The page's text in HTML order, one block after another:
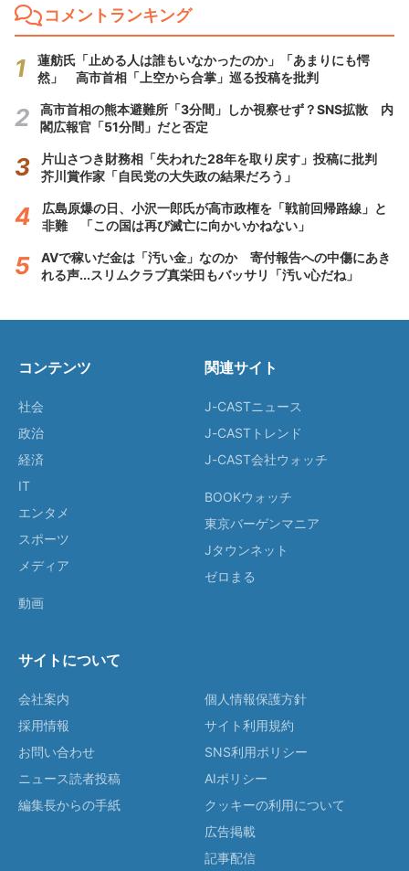
コメントランキング
蓮舫氏「止める人は誰もいなかったのか」「あまりにも愕
然」 高市首相「上空から合掌」巡る投稿を批判
高市首相の熊本避難所「3分間」しか視察せず？SNS拡散 内
閣広報官「51分間」だと否定
片山さつき財務相「失われた28年を取り戻す」投稿に批判
芥川賞作家「自民党の大失政の結果だろう」
広島原爆の日、小沢一郎氏が高市政権を「戦前回帰路線」と
非難 「この国は再び滅亡に向かいかねない」
AVで稼いだ金は「汚い金」なのか 寄付報告への中傷にあき
れる声...スリムクラブ真栄田もバッサリ「汚い心だね」
コンテンツ
社会
政治
経済
IT
エンタメ
スポーツ
メディア
動画
関連サイト
J-CASTニュース
J-CASTトレンド
J-CAST会社ウォッチ
BOOKウォッチ
東京バーゲンマニア
Jタウンネット
ゼロまる
サイトについて
会社案内
採用情報
お問い合わせ
ニュース読者投稿
編集長からの手紙
個人情報保護方針
サイト利用規約
SNS利用ポリシー
AIポリシー
クッキーの利用について
広告掲載
記事配信